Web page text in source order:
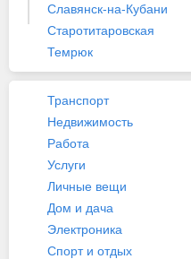
Славянск-на-Кубани
Старотитаровская
Темрюк
Транспорт
Недвижимость
Работа
Услуги
Личные вещи
Дом и дача
Электроника
Спорт и отдых